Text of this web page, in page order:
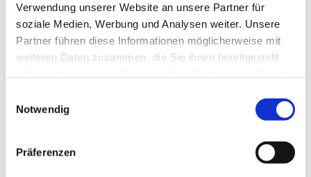
Verwendung unserer Website an unsere Partner für
soziale Medien, Werbung und Analysen weiter. Unsere
Partner führen diese Informationen möglicherweise mit
weiteren Daten zusammen, die Sie ihnen bereitgestellt
Notwendig
Präferenzen